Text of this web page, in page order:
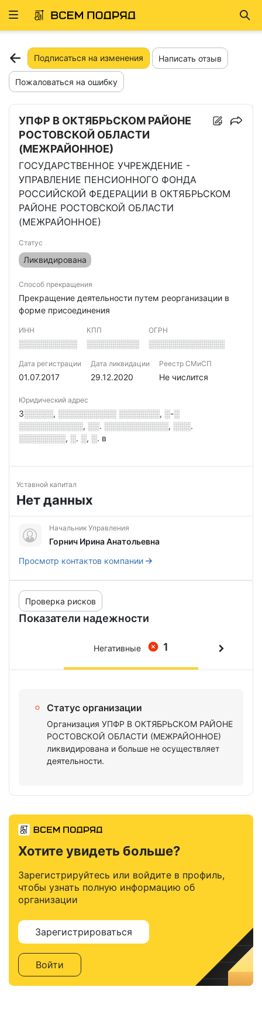
Развернуть
Подписаться на изменения Написать отзыв
Пожаловаться на ошибку
УПФР В ОКТЯБРЬСКОМ РАЙОНЕ
РОСТОВСКОЙ ОБЛАСТИ
(МЕЖРАЙОННОЕ)
ГОСУДАРСТВЕННОЕ УЧРЕЖДЕНИЕ -
УПРАВЛЕНИЕ ПЕНСИОННОГО ФОНДА
РОССИЙСКОЙ ФЕДЕРАЦИИ В ОКТЯБРЬСКОМ
РАЙОНЕ РОСТОВСКОЙ ОБЛАСТИ
(МЕЖРАЙОННОЕ)
Статус
Ликвидирована
Способ прекращения
Прекращение деятельности путем реорганизации в
форме присоединения
ИНН
░░░░░░░░░░
КПП
░░░░░░░░░
ОГРН
░░░░░░░░░░░░░
Дата регистрации
01.07.2017
Дата ликвидации
29.12.2020
Реестр СМиСП
Не числится
Юридический адрес
3░░░░░, ░░░░░░░░░░ ░░░░░░░, ░-░
░░░░░░░░░░░, ░░. ░░░░░░░░░░░, ░░░.
░░░░░░░░, ░. ░, ░. в
Уставной капитал
Нет данных
Начальник Управления
Горнич Ирина Анатольевна
Просмотр контактов компании
Показатели надежности
Проверка рисков
1
Негативные
Статус организации
Организация УПФР В ОКТЯБРЬСКОМ РАЙОНЕ
РОСТОВСКОЙ ОБЛАСТИ (МЕЖРАЙОННОЕ)
ликвидирована и больше не осуществляет
деятельности.
Хотите увидеть больше?
Зарегистрируйтесь или войдите в профиль,
чтобы узнать полную информацию об
организации
Зарегистрироваться
Войти